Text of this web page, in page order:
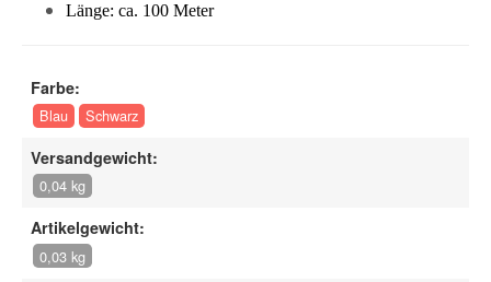
Länge: ca. 100 Meter
Farbe:
Blau Schwarz
Versandgewicht:
0,04 kg
Artikelgewicht:
0,03 kg